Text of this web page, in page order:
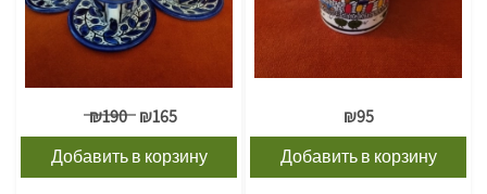
₪190 ₪165
Добавить в корзину
₪95
Добавить в корзину